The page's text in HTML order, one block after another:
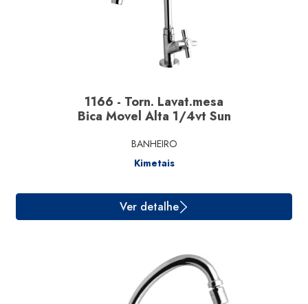
1166 - Torn. Lavat.mesa
Bica Movel Alta 1/4vt Sun
BANHEIRO
Kimetais